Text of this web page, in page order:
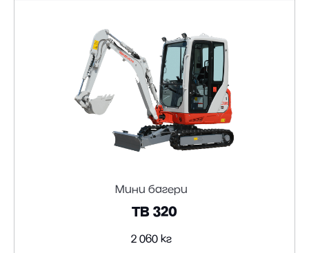
Мини багери
TB 320
2 060 кг